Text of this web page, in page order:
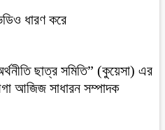
ধারণ করে
ছাত্র সমিতি” (কুয়েসা) এর
আজিজ সাধারন সম্পাদক